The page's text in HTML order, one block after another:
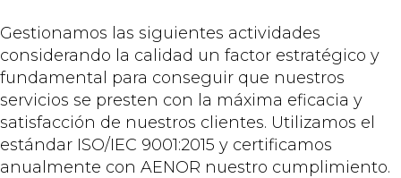
Gestionamos las siguientes actividades
considerando la calidad un factor estratégico y
fundamental para conseguir que nuestros
servicios se presten con la máxima eficacia y
satisfacción de nuestros clientes. Utilizamos el
estándar ISO/IEC 9001:2015 y certificamos
anualmente con AENOR nuestro cumplimiento.